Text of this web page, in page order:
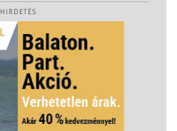
HIRDETÉS